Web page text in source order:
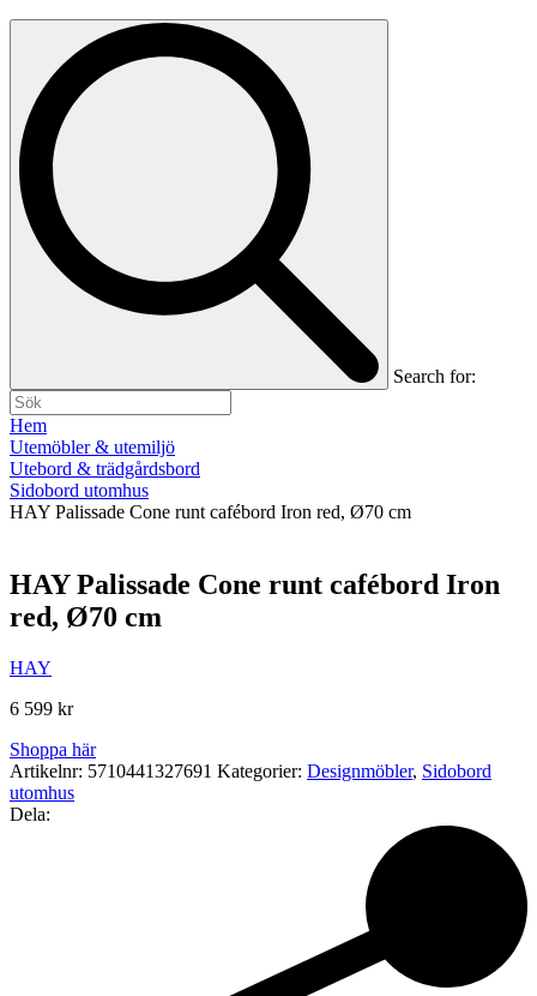
Search for:
Hem
Utemöbler & utemiljö
Utebord & trädgårdsbord
Sidobord utomhus
HAY Palissade Cone runt cafébord Iron red, Ø70 cm
HAY Palissade Cone runt cafébord Iron
red, Ø70 cm
HAY
6 599 kr
Shoppa här
Artikelnr: 5710441327691 Kategorier: Designmöbler, Sidobord
utomhus
Dela: